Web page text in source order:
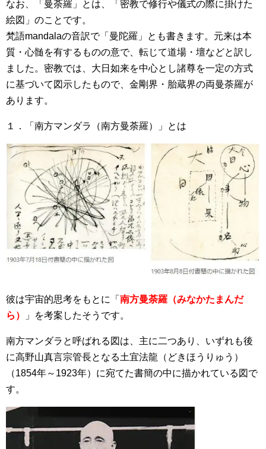
なお、「曼荼羅」とは、「密教で修行や儀式の際に掛けた
絵図」のことです。
梵語mandalaの音訳で「曼陀羅」とも書きます。元来は本
質・心髄を有するものの意で、転じて道場・壇などと訳し
ました。密教では、大日如来を中心とし諸尊を一定の方式
に基づいて図示したもので、金剛界・胎蔵界の両曼荼羅が
あります。
１．「南方マンダラ（南方曼荼羅）」とは
彼は宇宙的思考をもとに「 南方曼荼羅（みなかたまんだ
ら）
」を考案したそうです。
南方マンダラと呼ばれる図は、主に二つあり、いずれも後
に高野山真言宗管長となる土宜法龍（どきほうりゅう）
（1854年～1923年）に宛てた書簡の中に描かれている図で
す。